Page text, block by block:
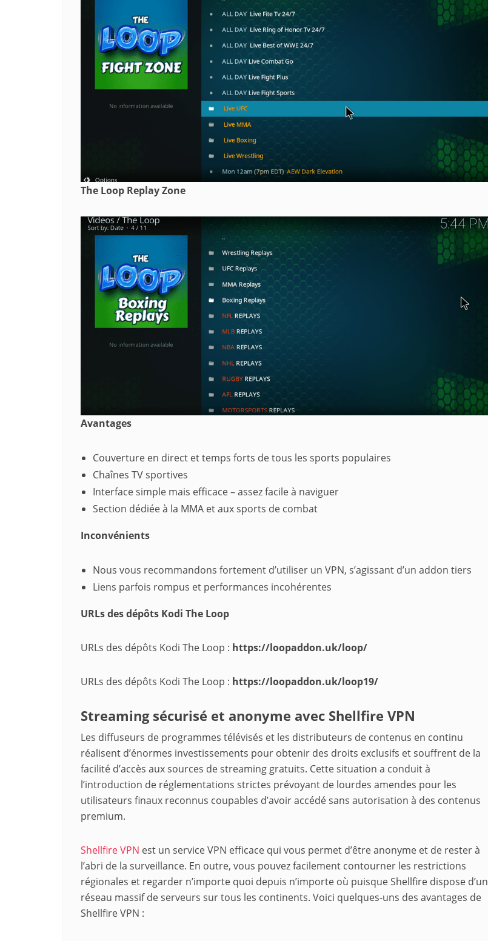
The Loop Replay Zone
Avantages
Couverture en direct et temps forts de tous les sports populaires
Chaînes TV sportives
Interface simple mais efficace – assez facile à naviguer
Section dédiée à la MMA et aux sports de combat
Inconvénients
Nous vous recommandons fortement d’utiliser un VPN, s’agissant d’un addon tiers
Liens parfois rompus et performances incohérentes
URLs des dépôts Kodi The Loop
URLs des dépôts Kodi The Loop : https://loopaddon.uk/loop/
URLs des dépôts Kodi The Loop : https://loopaddon.uk/loop19/
Streaming sécurisé et anonyme avec Shellfire VPN
Les diffuseurs de programmes télévisés et les distributeurs de contenus en continu
réalisent d’énormes investissements pour obtenir des droits exclusifs et souffrent de la
facilité d’accès aux sources de streaming gratuits. Cette situation a conduit à
l’introduction de réglementations strictes prévoyant de lourdes amendes pour les
utilisateurs finaux reconnus coupables d’avoir accédé sans autorisation à des contenus
premium.
Shellfire VPN est un service VPN efficace qui vous permet d’être anonyme et de rester à
l’abri de la surveillance. En outre, vous pouvez facilement contourner les restrictions
régionales et regarder n’importe quoi depuis n’importe où puisque Shellfire dispose d’un
réseau massif de serveurs sur tous les continents. Voici quelques-uns des avantages de
Shellfire VPN :